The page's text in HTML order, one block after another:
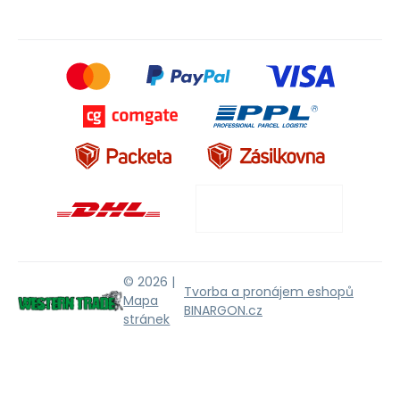
© 2026 |
Mapa
stránek
Tvorba a pronájem eshopů
BINARGON.cz